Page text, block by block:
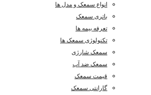
انواع سمعک و مدل ها
باتری سمعک
تعرفه بیمه ها
تکنولوژی سمعک ها
سمعک شارژی
سمعک ضد آب
قیمت سمعک
گارانتی سمعک